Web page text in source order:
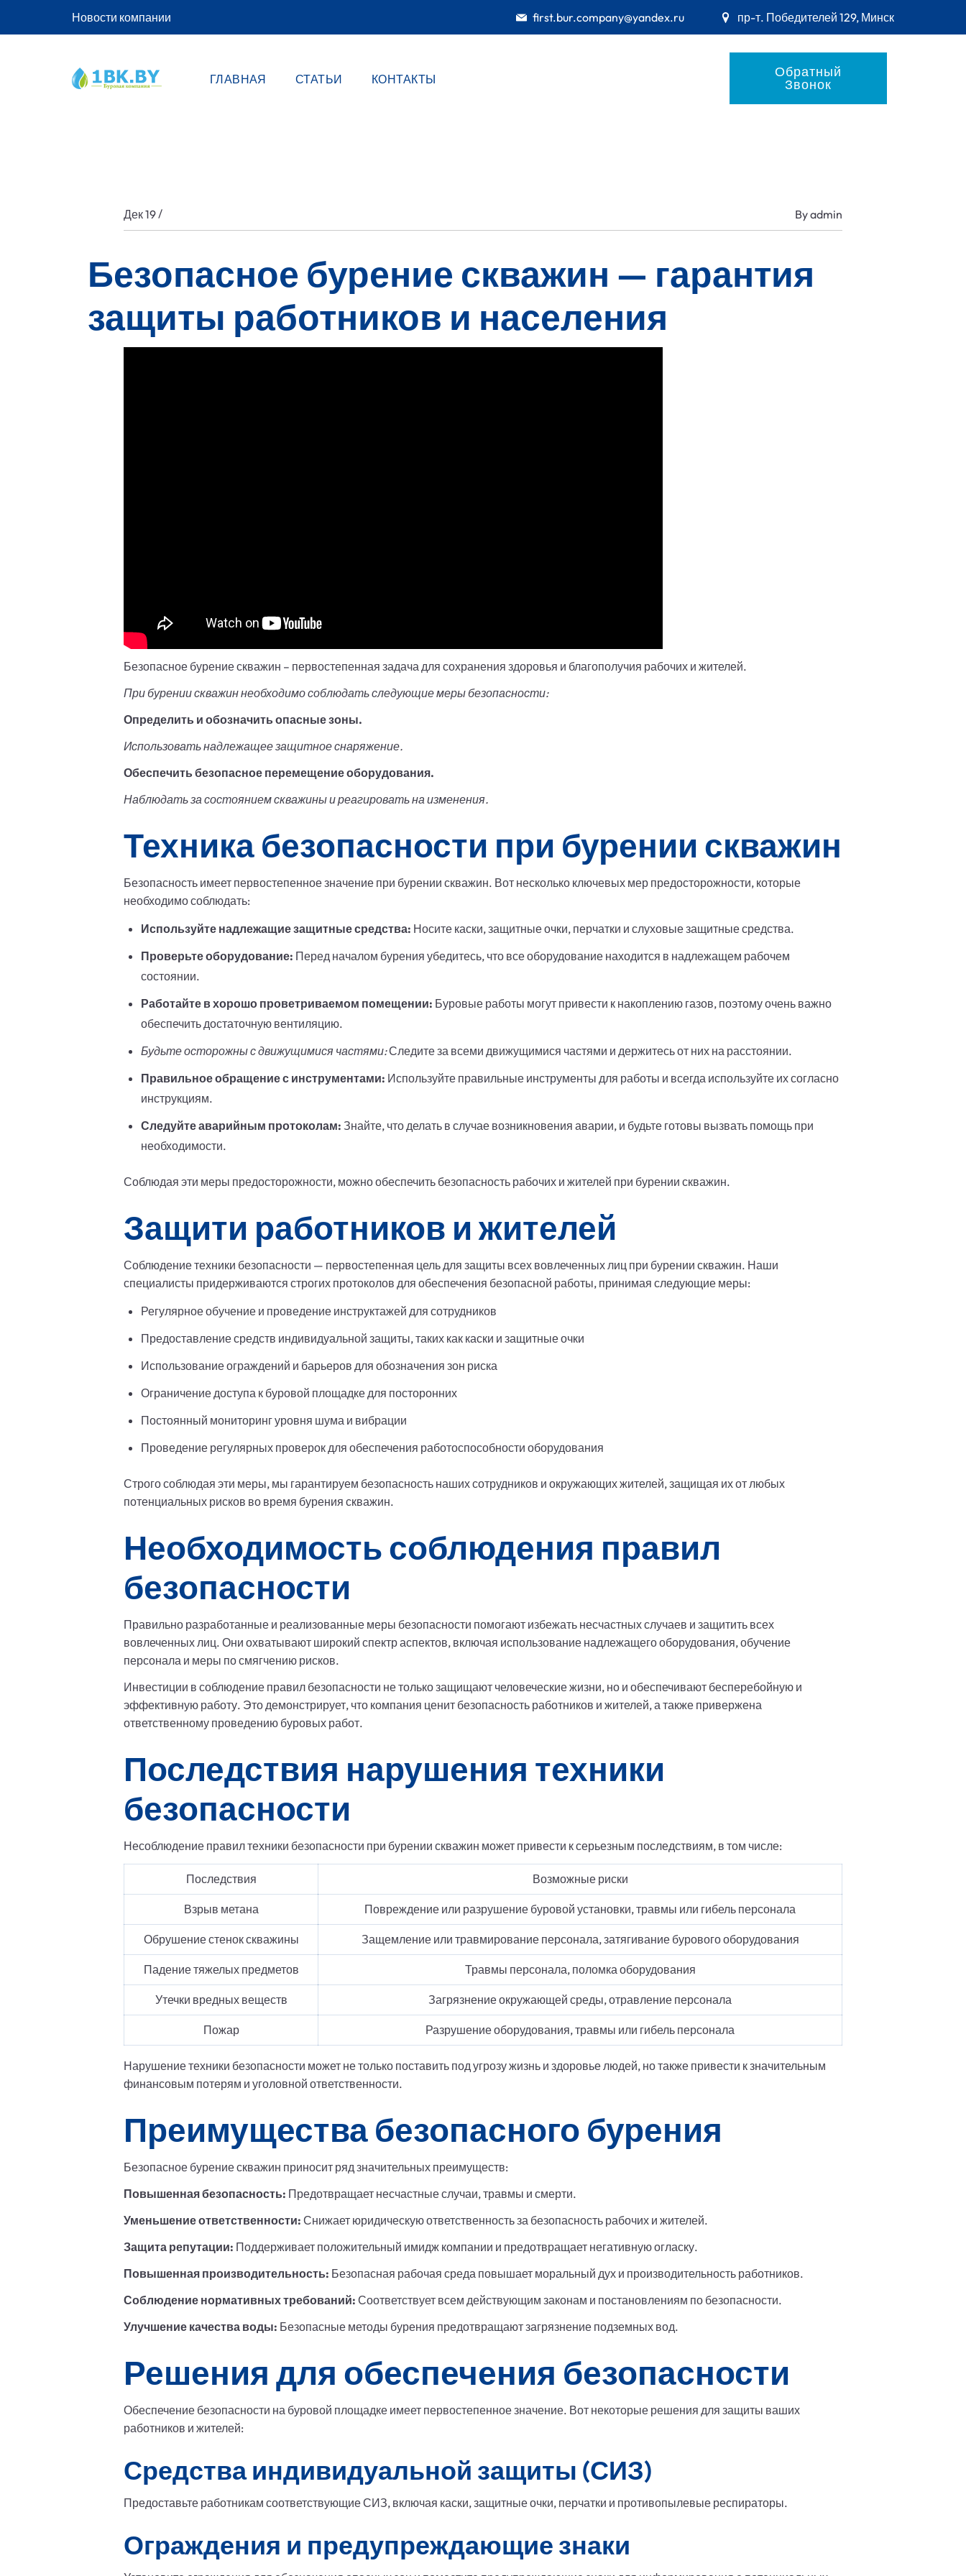
Новости компании first.bur.company@yandex.ru пр-т. Победителей 129, Минск
ГЛАВНАЯ СТАТЬИ КОНТАКТЫ Обратный
Звонок
Дек 19/ Byadmin
Безопасное бурение скважин — гарантия
защиты работников и населения
Безопасное бурение скважин – первостепенная задача для сохранения здоровья и благополучия рабочих и жителей.
При бурении скважин необходимо соблюдать следующие меры безопасности:
Определить и обозначить опасные зоны.
Использовать надлежащее защитное снаряжение.
Обеспечить безопасное перемещение оборудования.
Наблюдать за состоянием скважины и реагировать на изменения.
Техника безопасности при бурении скважин
Безопасность имеет первостепенное значение при бурении скважин. Вот несколько ключевых мер предосторожности, которые
необходимо соблюдать:
Используйте надлежащие защитные средства: Носите каски, защитные очки, перчатки и слуховые защитные средства.
Проверьте оборудование: Перед началом бурения убедитесь, что все оборудование находится в надлежащем рабочем
состоянии.
Работайте в хорошо проветриваемом помещении: Буровые работы могут привести к накоплению газов, поэтому очень важно
обеспечить достаточную вентиляцию.
Будьте осторожны с движущимися частями:Следите за всеми движущимися частями и держитесь от них на расстоянии.
Правильное обращение с инструментами: Используйте правильные инструменты для работы и всегда используйте их согласно
инструкциям.
Следуйте аварийным протоколам: Знайте, что делать в случае возникновения аварии, и будьте готовы вызвать помощь при
необходимости.
Соблюдая эти меры предосторожности, можно обеспечить безопасность рабочих и жителей при бурении скважин.
Защити работников и жителей
Соблюдение техники безопасности — первостепенная цель для защиты всех вовлеченных лиц при бурении скважин. Наши
специалисты придерживаются строгих протоколов для обеспечения безопасной работы, принимая следующие меры:
Регулярное обучение и проведение инструктажей для сотрудников
Предоставление средств индивидуальной защиты, таких как каски и защитные очки
Использование ограждений и барьеров для обозначения зон риска
Ограничение доступа к буровой площадке для посторонних
Постоянный мониторинг уровня шума и вибрации
Проведение регулярных проверок для обеспечения работоспособности оборудования
Строго соблюдая эти меры, мы гарантируем безопасность наших сотрудников и окружающих жителей, защищая их от любых
потенциальных рисков во время бурения скважин.
Необходимость соблюдения правил
безопасности
Правильно разработанные и реализованные меры безопасности помогают избежать несчастных случаев и защитить всех
вовлеченных лиц. Они охватывают широкий спектр аспектов, включая использование надлежащего оборудования, обучение
персонала и меры по смягчению рисков.
Инвестиции в соблюдение правил безопасности не только защищают человеческие жизни, но и обеспечивают бесперебойную и
эффективную работу. Это демонстрирует, что компания ценит безопасность работников и жителей, а также привержена
ответственному проведению буровых работ.
Последствия нарушения техники
безопасности
Несоблюдение правил техники безопасности при бурении скважин может привести к серьезным последствиям, в том числе:
Последствия Возможные риски
Взрыв метана Повреждение или разрушение буровой установки, травмы или гибель персонала
Обрушение стенок скважины Защемление или травмирование персонала, затягивание бурового оборудования
Падение тяжелых предметов Травмы персонала, поломка оборудования
Утечки вредных веществ Загрязнение окружающей среды, отравление персонала
Пожар Разрушение оборудования, травмы или гибель персонала
Нарушение техники безопасности может не только поставить под угрозу жизнь и здоровье людей, но также привести к значительным
финансовым потерям и уголовной ответственности.
Преимущества безопасного бурения
Безопасное бурение скважин приносит ряд значительных преимуществ:
Повышенная безопасность: Предотвращает несчастные случаи, травмы и смерти.
Уменьшение ответственности: Снижает юридическую ответственность за безопасность рабочих и жителей.
Защита репутации: Поддерживает положительный имидж компании и предотвращает негативную огласку.
Повышенная производительность: Безопасная рабочая среда повышает моральный дух и производительность работников.
Соблюдение нормативных требований: Соответствует всем действующим законам и постановлениям по безопасности.
Улучшение качества воды: Безопасные методы бурения предотвращают загрязнение подземных вод.
Решения для обеспечения безопасности
Обеспечение безопасности на буровой площадке имеет первостепенное значение. Вот некоторые решения для защиты ваших
работников и жителей:
Средства индивидуальной защиты (СИЗ)
Предоставьте работникам соответствующие СИЗ, включая каски, защитные очки, перчатки и противопылевые респираторы.
Ограждения и предупреждающие знаки